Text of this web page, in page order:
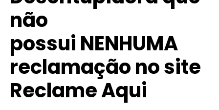
não
possui NENHUMA
reclamação no site
Reclame Aqui